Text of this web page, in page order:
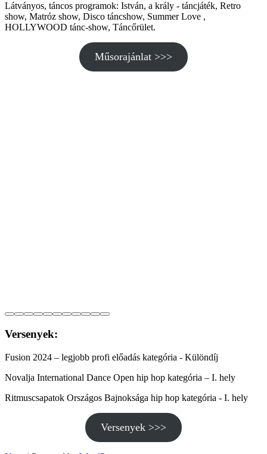
Látványos, táncos programok: István, a krály - táncjáték, Retro
show, Matróz show, Disco táncshow, Summer Love ,
HOLLYWOOD tánc-show, Táncőrület.
Műsorajánlat >>>
Versenyek:
Fusion 2024 – legjobb profi előadás kategória - Különdíj
Novalja International Dance Open hip hop kategória – I. hely
Ritmuscsapatok Országos Bajnoksága hip hop kategória - I. hely
Versenyek >>>